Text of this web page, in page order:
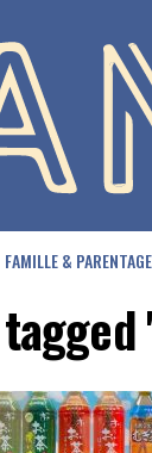
FAMILLE & PARENTAGE